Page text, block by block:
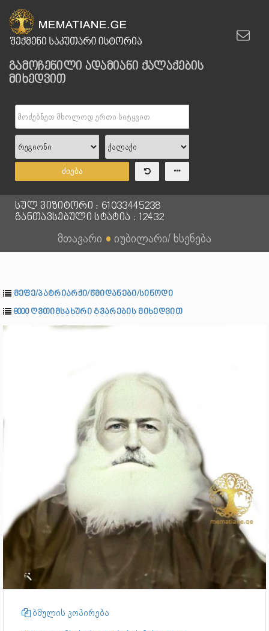
გამოჩენილი ადამიანი ქალაქების
მიხედვით
ძიება
სულ ვიზიტორი : 61033445238
განთავსებული სტატია : 12432
მთავარი ● იუბილარი/ ხსენება
მეფე/პატრიარქი/წმიდანები/სინოდი
8000 ღვთიმსახური გვარების მიხედვით
ბმულის კოპირება